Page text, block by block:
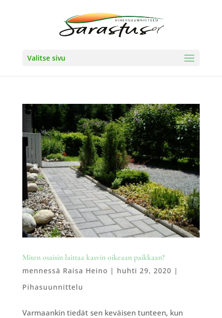
Valitse sivu
Miten osaisin laittaa kasvin oikeaan paikkaan?
mennessä Raisa Heino | huhti 29, 2020 |
Pihasuunnittelu
Varmaankin tiedät sen keväisen tunteen, kun